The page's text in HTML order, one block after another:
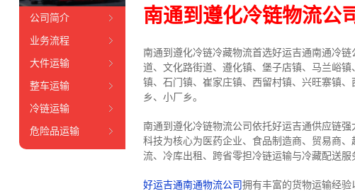
南通到遵化冷链物流公
南通到遵化冷链冷藏物流首选好运吉通南通冷
道、文化路街道、遵化镇、堡子店镇、马兰峪
镇、石门镇、崔家庄镇、西留村镇、兴旺寨镇
乡、小厂乡。
南通到遵化冷链物流公司依托好运吉通供应链
科技为核心为医药企业、食品制造商、贸易商
流、冷库出租、跨省零担冷链运输与冷藏配送服
好运吉通南通物流公司拥有丰富的货物运输经
公司简介
业务流程
大件运输
整车运输
冷链运输
危险品运输